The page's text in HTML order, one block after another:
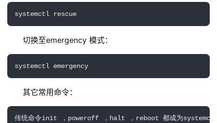
systemctl rescue
切换至emergency 模式：
systemctl emergency
其它常用命令：
传统命令init ，poweroff ，halt ，reboot 都成为systemctl